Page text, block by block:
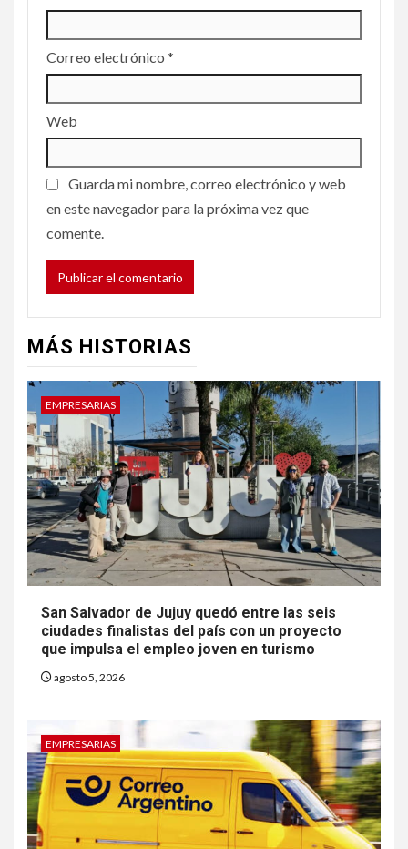
Correo electrónico *
Web
Guarda mi nombre, correo electrónico y web
en este navegador para la próxima vez que
comente.
MÁS HISTORIAS
EMPRESARIAS
San Salvador de Jujuy quedó entre las seis
ciudades finalistas del país con un proyecto
que impulsa el empleo joven en turismo
agosto 5, 2026
EMPRESARIAS